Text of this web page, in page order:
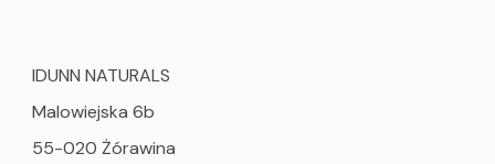
IDUNN NATURALS
Malowiejska 6b
55-020 Żórawina